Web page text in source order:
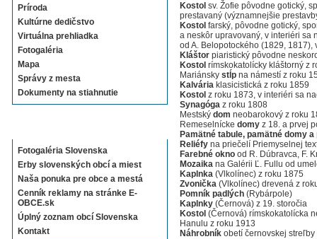
Príroda
Kultúrne dedičstvo
Virtuálna prehliadka
Fotogaléria
Mapa
Správy z mesta
Dokumenty na stiahnutie
Fotogaléria Slovenska
Erby slovenských obcí a miest
Naša ponuka pre obce a mestá
Cenník reklamy na stránke E-
OBCE.sk
Úplný zoznam obcí Slovenska
Kontakt
Kostol sv. Žofie pôvodne gotický,
prestavaný (významnejšie
Kostol farský, pôvodne gotický,
a neskôr upravovaný, v interiéri sa
od A. Belopotockého (1829, 1817),
Kláštor piaristický pôvodne
Kostol rímskokatolícky kláštorný z
Mariánsky stĺp na námestí z roku
Kalvária klasicistická z roku 1859
Kostol z roku 1873, v interiéri sa
Synagóga z roku 1808
Mestský dom neobarokový z roku
Remeselnícke domy z 18. a prvej
Pamätné tabule, pamätné domy
Reliéfy na priečelí Priemyselnej
Farebné okno od R. Dúbravca, F.
Mozaika na Galérii Ľ. Fullu od
Kaplnka (Vlkolínec) z roku 1875
Zvonička (Vlkolínec) drevená z
Pomník padlých (Rybárpole)
Kaplnky (Černová) z 19. storočia
Kostol (Černová) rímskokatolícka
Hanulu z roku 1913
Náhrobník obetí černovskej